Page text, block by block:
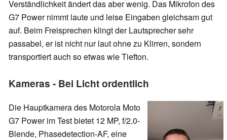
Verständlichkeit ändert das aber wenig. Das Mikrofon des
G7 Power nimmt laute und leise Eingaben gleichsam gut
auf. Beim Freisprechen klingt der Lautsprecher sehr
passabel, er ist nicht nur laut ohne zu Klirren, sondern
transportiert auch so etwas wie Tiefton.
Kameras - Bei Licht ordentlich
Die Hauptkamera des Motorola Moto
G7 Power im Test bietet 12 MP, f/2.0-
Blende, Phasedetection-AF, eine